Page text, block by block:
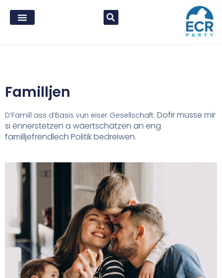
Familljen
D’Famill ass d’Basis vun eiser Gesellschaft. Dofir musse mir
si ënnerstëtzen a wäertschätzen an eng
familljefrëndlech Politik bedreiwen.